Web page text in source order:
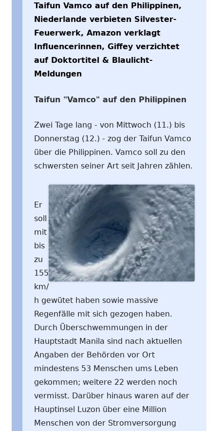
Taifun Vamco auf den Philippinen,
Niederlande verbieten Silvester-
Feuerwerk, Amazon verklagt
Influencerinnen, Giffey verzichtet
auf Doktortitel & Blaulicht-
Meldungen
Taifun "Vamco" auf den Philippinen
Zwei Tage lang - von Mittwoch (11.) bis
Donnerstag (12.) - zog der Taifun Vamco
über die Philippinen. Vamco soll zu den
schwersten seiner Art seit Jahren zählen.
Er
soll
mit
bis
zu
155
km/
h gewütet haben sowie massive
Regenfälle mit sich gezogen haben.
Durch Überschwemmungen in der
Hauptstadt Manila sind nach aktuellen
Angaben der Behörden vor Ort
mindestens 53 Menschen ums Leben
gekommen; weitere 22 werden noch
vermisst. Darüber hinaus waren auf der
Hauptinsel Luzon über eine Million
Menschen von der Stromversorgung